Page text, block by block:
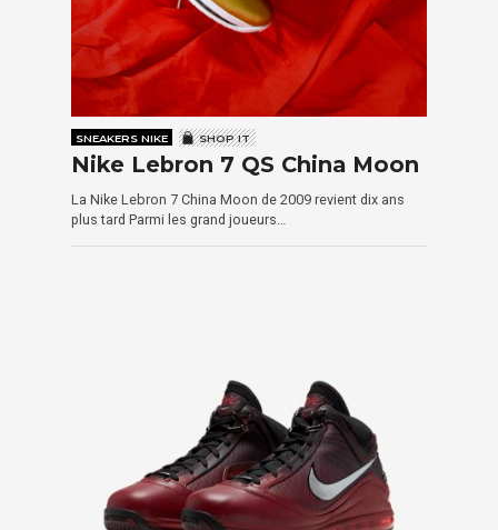
SNEAKERS NIKE SHOP IT
Nike Lebron 7 QS China Moon
La Nike Lebron 7 China Moon de 2009 revient dix ans
plus tard Parmi les grand joueurs…